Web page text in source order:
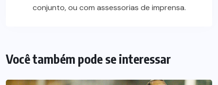
conjunto, ou com assessorias de imprensa.
Você também pode se interessar